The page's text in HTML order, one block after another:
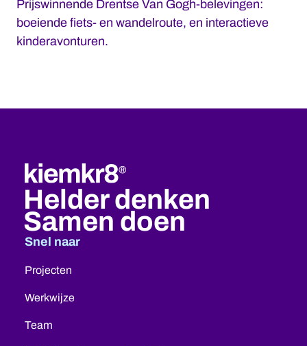
Prijswinnende Drentse Van Gogh-belevingen:
boeiende fiets- en wandelroute, en interactieve
kinderavonturen.
Helder denken
Samen doen
Snel naar
Projecten
Werkwijze
Team